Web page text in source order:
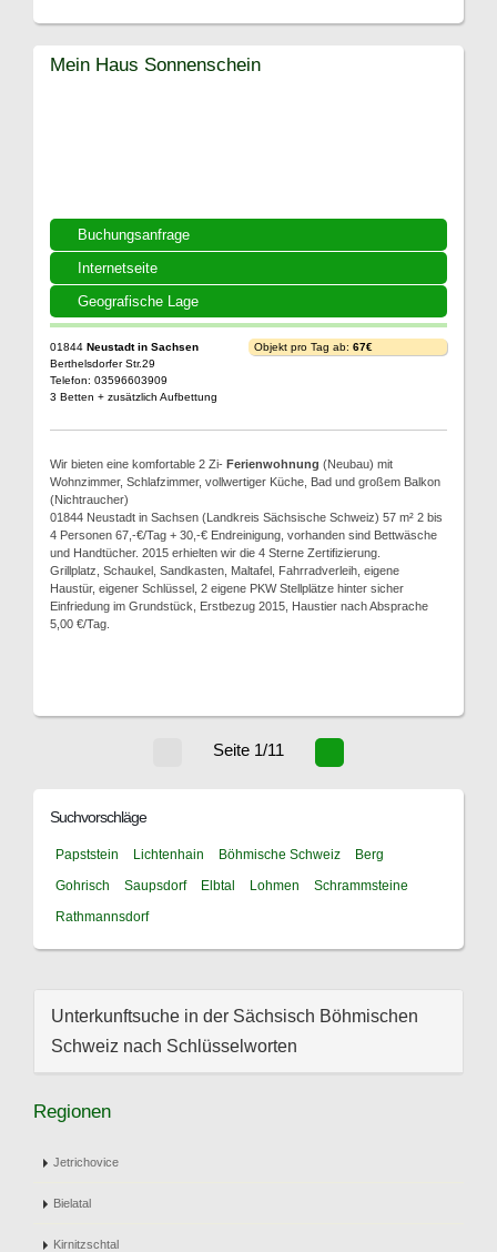
Buchungsanfrage
Internetseite
Geografische Lage
Mein Haus Sonnenschein
01844 Neustadt in Sachsen
Berthelsdorfer Str.29
Telefon: 03596603909
3 Betten + zusätzlich Aufbettung
Objekt pro Tag ab: 67€
Wir bieten eine komfortable 2 Zi- Ferienwohnung (Neubau) mit
Wohnzimmer, Schlafzimmer, vollwertiger Küche, Bad und großem Balkon
(Nichtraucher)
01844 Neustadt in Sachsen (Landkreis Sächsische Schweiz) 57 m² 2 bis
4 Personen 67,-€/Tag + 30,-€ Endreinigung, vorhanden sind Bettwäsche
und Handtücher. 2015 erhielten wir die 4 Sterne Zertifizierung.
Grillplatz, Schaukel, Sandkasten, Maltafel, Fahrradverleih, eigene
Haustür, eigener Schlüssel, 2 eigene PKW Stellplätze hinter sicher
Einfriedung im Grundstück, Erstbezug 2015, Haustier nach Absprache
5,00 €/Tag.
Seite 1/11
Suchvorschläge
Papststein Lichtenhain Böhmische Schweiz
Berg
Gohrisch
Saupsdorf Elbtal Lohmen
Schrammsteine
Rathmannsdorf
Unterkunftsuche in der Sächsisch Böhmischen
Schweiz nach Schlüsselworten
Regionen
Jetrichovice
Bielatal
Kirnitzschtal